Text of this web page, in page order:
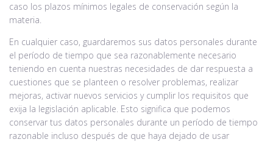
caso los plazos mínimos legales de conservación según la
materia.
En cualquier caso, guardaremos sus datos personales durante
el período de tiempo que sea razonablemente necesario
teniendo en cuenta nuestras necesidades de dar respuesta a
cuestiones que se planteen o resolver problemas, realizar
mejoras, activar nuevos servicios y cumplir los requisitos que
exija la legislación aplicable. Esto significa que podemos
conservar tus datos personales durante un período de tiempo
razonable incluso después de que haya dejado de usar